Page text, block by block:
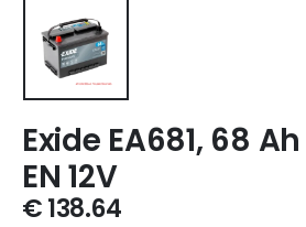
Exide EA681, 68
EN 12V
€138.64